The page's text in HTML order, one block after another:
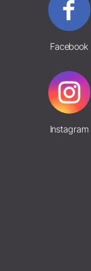
Facebook
Instagram